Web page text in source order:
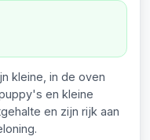
kleine, in de oven
en kleine
en zijn rijk aan